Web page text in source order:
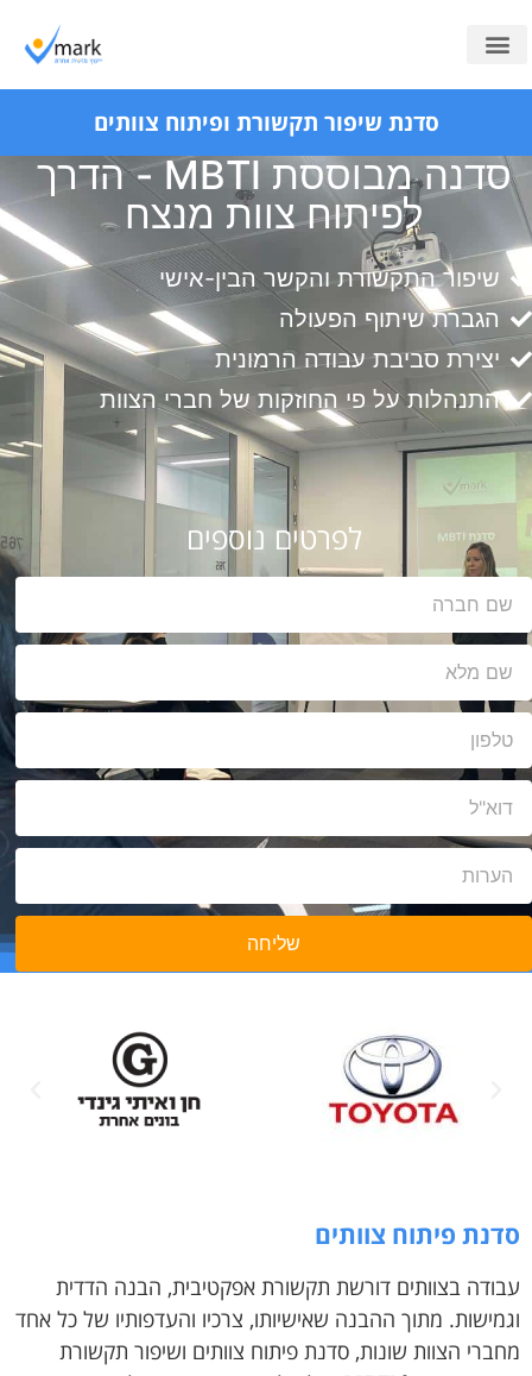
סדנת שיפור תקשורת ופיתוח צוותים
סדנה מבוססת MBTI - הדרך
לפיתוח צוות מנצח
שיפור התקשורת והקשר הבין-אישי
הגברת שיתוף הפעולה
יצירת סביבת עבודה הרמונית
התנהלות על פי החוזקות של חברי הצוות
לפרטים נוספים
שליחה
סדנת פיתוח צוותים
עבודה בצוותים דורשת תקשורת אפקטיבית, הבנה הדדית
וגמישות. מתוך ההבנה שאישיותו, צרכיו והעדפותיו של כל אחד
מחברי הצוות שונות, סדנת פיתוח צוותים ושיפור תקשורת